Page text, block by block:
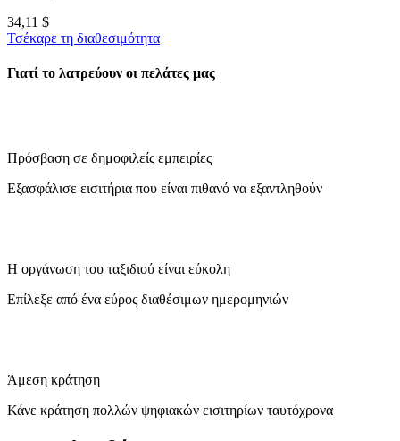
34,11 $
Τσέκαρε τη διαθεσιμότητα
Γιατί το λατρεύουν οι πελάτες μας
Πρόσβαση σε δημοφιλείς εμπειρίες
Εξασφάλισε εισιτήρια που είναι πιθανό να εξαντληθούν
Η οργάνωση του ταξιδιού είναι εύκολη
Επίλεξε από ένα εύρος διαθέσιμων ημερομηνιών
Άμεση κράτηση
Κάνε κράτηση πολλών ψηφιακών εισιτηρίων ταυτόχρονα